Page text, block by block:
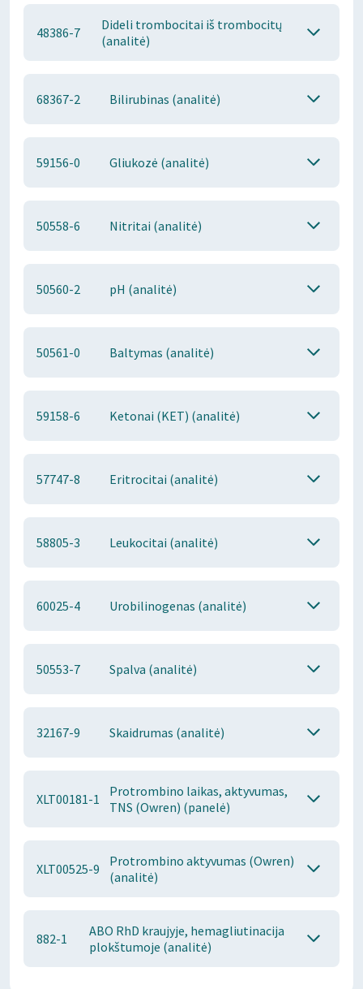
48386-7
Dideli trombocitai iš trombocitų
(analitė)
68367-2 Bilirubinas (analitė)
59156-0 Gliukozė (analitė)
50558-6 Nitritai (analitė)
50560-2 pH (analitė)
50561-0 Baltymas (analitė)
59158-6 Ketonai (KET) (analitė)
57747-8 Eritrocitai (analitė)
58805-3 Leukocitai (analitė)
60025-4 Urobilinogenas (analitė)
50553-7 Spalva (analitė)
32167-9 Skaidrumas (analitė)
XLT00181-1
Protrombino laikas, aktyvumas,
TNS (Owren) (panelė)
XLT00525-9
Protrombino aktyvumas (Owren)
(analitė)
882-1
ABO RhD kraujyje, hemagliutinacija
plokštumoje (analitė)